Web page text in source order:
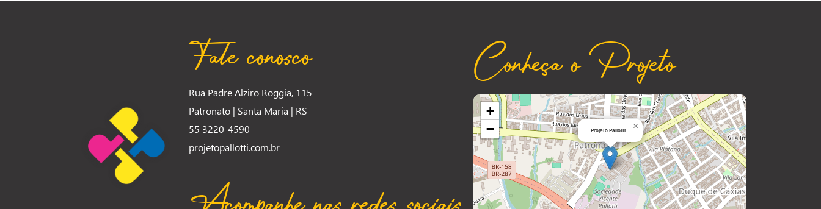
Fale conosco
Rua Padre Alziro Roggia, 115
Patronato | Santa Maria | RS
55 3220-4590
projetopallotti.com.br
Conheça o Projeto
Projeto Pallotti ×
+
−